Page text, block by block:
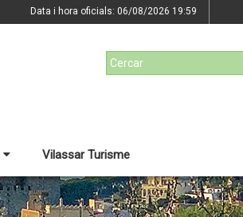
Data i hora oficials: 06/08/2026 19:59
Vilassar Turisme